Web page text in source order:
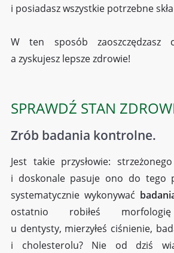
i posiadasz wszystkie potrzebne
W ten sposób zaoszczędzasz
a zyskujesz lepsze zdrowie!
SPRAWDŹ STAN
Zrób badania kontrolne.
Jest takie przysłowie:
i doskonale pasuje ono do tego
systematycznie wykonywać
ostatnio robiłeś
u dentysty, mierzyłeś ciśnienie,
i cholesterolu? Nie od dziś